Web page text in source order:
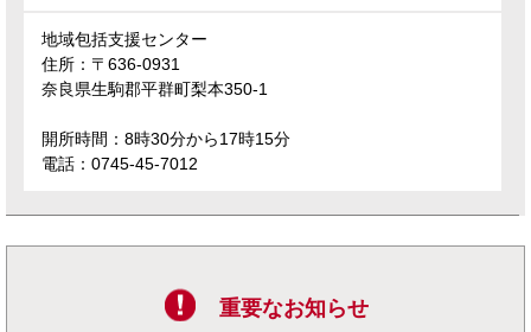
地域包括支援センター
住所：〒636-0931
奈良県生駒郡平群町梨本350-1
開所時間：8時30分から17時15分
電話：0745-45-7012
重要なお知らせ